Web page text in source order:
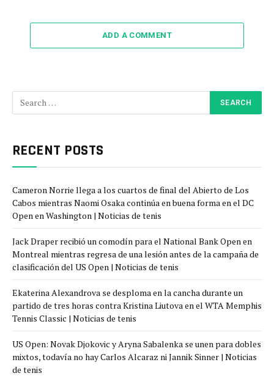
ADD A COMMENT
RECENT POSTS
Cameron Norrie llega a los cuartos de final del Abierto de Los
Cabos mientras Naomi Osaka continúa en buena forma en el DC
Open en Washington | Noticias de tenis
Jack Draper recibió un comodín para el National Bank Open en
Montreal mientras regresa de una lesión antes de la campaña de
clasificación del US Open | Noticias de tenis
Ekaterina Alexandrova se desploma en la cancha durante un
partido de tres horas contra Kristina Liutova en el WTA Memphis
Tennis Classic | Noticias de tenis
US Open: Novak Djokovic y Aryna Sabalenka se unen para dobles
mixtos, todavía no hay Carlos Alcaraz ni Jannik Sinner | Noticias
de tenis